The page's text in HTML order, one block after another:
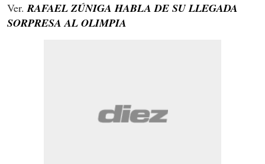
Ver.RAFAEL ZÚNIGA HABLA DE SU LLEGADA
SORPRESA AL OLIMPIA